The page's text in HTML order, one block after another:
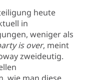
heute
in
weniger als
is over, meint
zweideutig.